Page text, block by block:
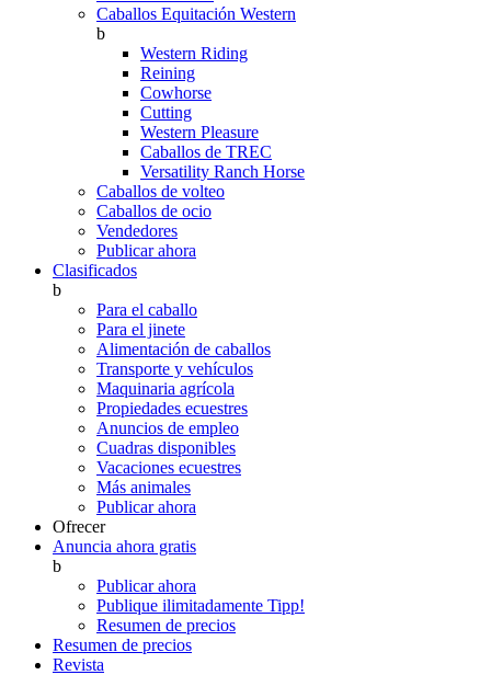
Caballos Equitación Western
b
Western Riding
Reining
Cowhorse
Cutting
Western Pleasure
Caballos de TREC
Versatility Ranch Horse
Caballos de volteo
Caballos de ocio
Vendedores
Publicar ahora
Clasificados
b
Para el caballo
Para el jinete
Alimentación de caballos
Transporte y vehículos
Maquinaria agrícola
Propiedades ecuestres
Anuncios de empleo
Cuadras disponibles
Vacaciones ecuestres
Más animales
Publicar ahora
Ofrecer
Anuncia ahora gratis
b
Publicar ahora
Publique ilimitadamente Tipp!
Resumen de precios
Resumen de precios
Revista